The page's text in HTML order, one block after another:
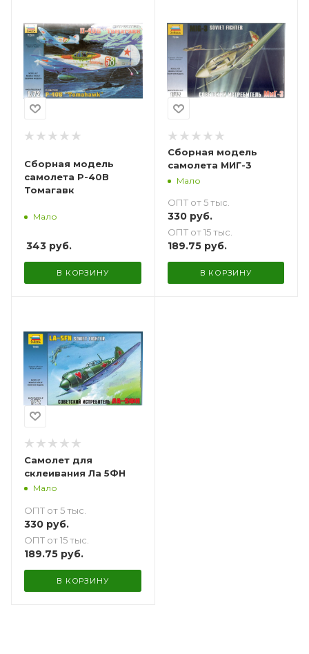
Сборная модель
самолета P-40B
Томагавк
Мало
343 руб.
В КОРЗИНУ
Сборная модель
самолета МИГ-3
Мало
ОПТ от 5 тыс.
330руб.
ОПТ от 15 тыс.
189.75руб.
В КОРЗИНУ
Самолет для
склеивания Ла 5ФН
Мало
ОПТ от 5 тыс.
330 руб.
ОПТ от 15 тыс.
189.75 руб.
В КОРЗИНУ